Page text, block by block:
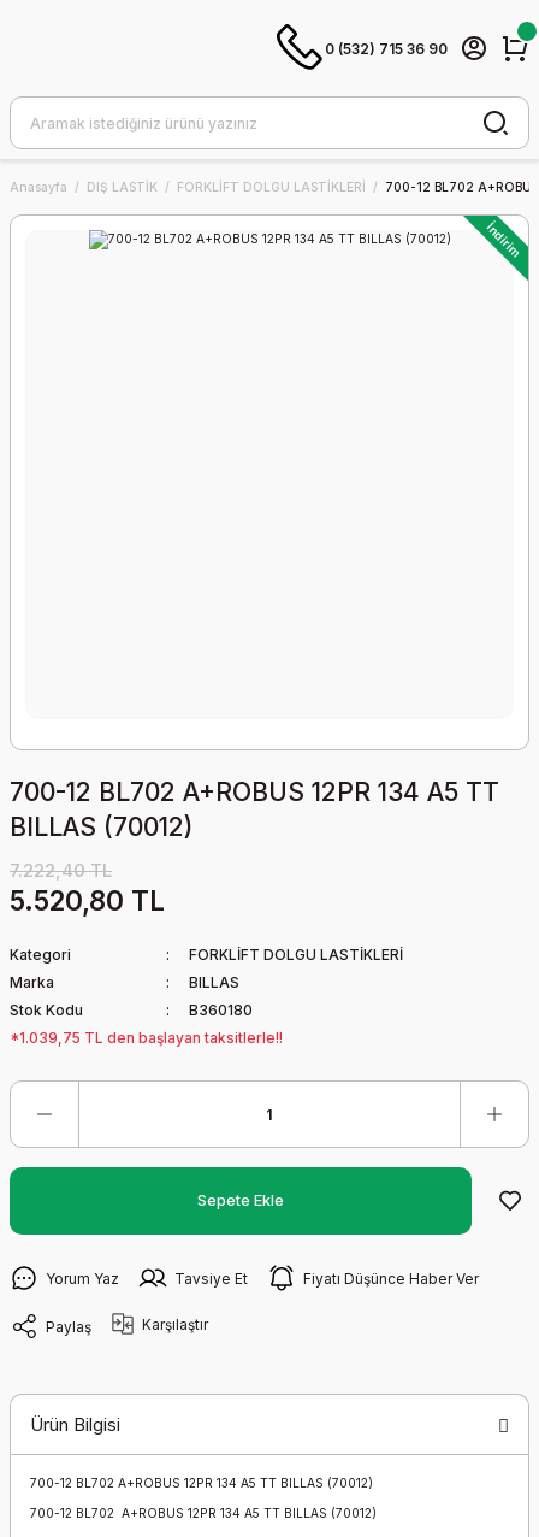
0 (532) 715 36 90
Anasayfa DIŞ LASTİK FORKLİFT DOLGU LASTİKLERİ 700-12 BL702
İndirim
700-12 BL702 A+ROBUS 12PR 134 A5 TT
BILLAS (70012)
7.222,40 TL
5.520,80 TL
Kategori
FORKLİFT DOLGU LASTİKLERİ
Marka
BILLAS
Stok Kodu
B360180
*1.039,75 TL den başlayan taksitlerle!!
Sepete Ekle
Yorum Yaz Tavsiye Et Fiyatı Düşünce Haber Ver
Paylaş Karşılaştır
Ürün Bilgisi
700-12 BL702 A+ROBUS 12PR 134 A5 TT BILLAS (70012)
700-12 BL702 A+ROBUS 12PR 134 A5 TT BILLAS (70012)